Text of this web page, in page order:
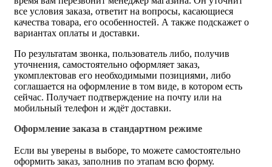
все условия заказа, ответит на вопросы, касающиеся
качества товара, его особенностей. А также подскажет о
вариантах оплаты и доставки.
По результатам звонка, пользователь либо, получив
уточнения, самостоятельно оформляет заказ,
укомплектовав его необходимыми позициями, либо
соглашается на оформление в том виде, в котором есть
сейчас. Получает подтверждение на почту или на
мобильный телефон и ждёт доставки.
Оформление заказа в стандартном режиме
Если вы уверены в выборе, то можете самостоятельно
оформить заказ, заполнив по этапам всю форму.